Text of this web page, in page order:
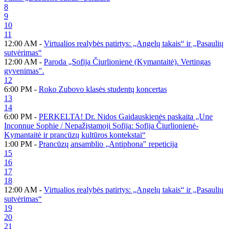
8
9
10
11
12:00 AM - Virtualios realybės patirtys: „Angelų takais“ ir „Pasaulių
sutvėrimas“
12:00 AM - Paroda „Sofija Čiurlionienė (Kymantaitė). Vertingas
gyvenimas".
12
6:00 PM - Roko Zubovo klasės studentų koncertas
13
14
6:00 PM - PERKELTA! Dr. Nidos Gaidauskienės paskaita „Une
Inconnue Sophie / Nepažįstamoji Sofija: Sofija Čiurlionienė-
Kymantaitė ir prancūzų kultūros kontekstai“
1:00 PM - Prancūzų ansamblio „Antiphona" repeticija
15
16
17
18
12:00 AM - Virtualios realybės patirtys: „Angelų takais“ ir „Pasaulių
sutvėrimas“
19
20
21